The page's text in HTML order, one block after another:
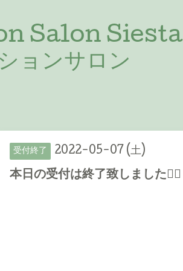
Salon Siesta
ョンサロン
受付終了 2022-05-07 (土)
本日の受付は終了致しました🙇‍♀️